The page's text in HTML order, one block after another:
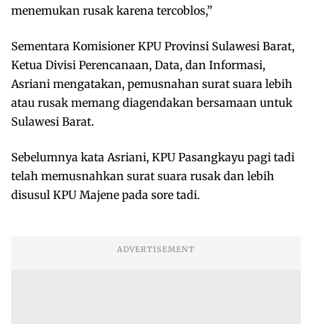
menemukan rusak karena tercoblos,”
Sementara Komisioner KPU Provinsi Sulawesi Barat,
Ketua Divisi Perencanaan, Data, dan Informasi,
Asriani mengatakan, pemusnahan surat suara lebih
atau rusak memang diagendakan bersamaan untuk
Sulawesi Barat.
Sebelumnya kata Asriani, KPU Pasangkayu pagi tadi
telah memusnahkan surat suara rusak dan lebih
disusul KPU Majene pada sore tadi.